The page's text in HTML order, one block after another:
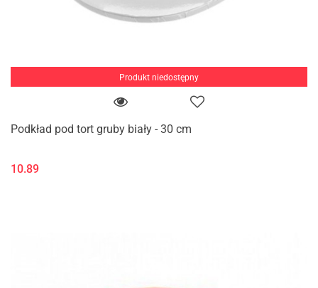
Produkt niedostępny
Podkład pod tort gruby biały - 30 cm
10.89